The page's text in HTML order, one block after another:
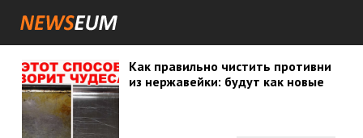
Как правильно чистить противни
из нержавейки: будут как новые